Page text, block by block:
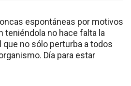
espontáneas por motivos
teniéndola no hace falta la
no sólo perturba a todos
Día para estar